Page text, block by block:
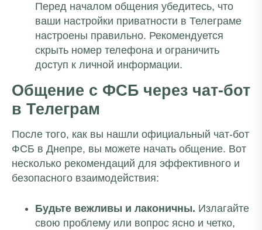
Перед началом общения убедитесь, что
ваши настройки приватности в Телеграме
настроены правильно. Рекомендуется
скрыть номер телефона и ограничить
доступ к личной информации.
Общение с ФСБ через чат-бот
в Телеграм
После того, как вы нашли официальный чат-бот
ФСБ в Днепре, вы можете начать общение. Вот
несколько рекомендаций для эффективного и
безопасного взаимодействия:
Будьте вежливы и лаконичны. Излагайте
свою проблему или вопрос ясно и четко,